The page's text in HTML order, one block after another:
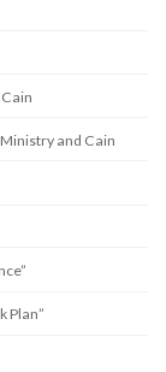
and Cain
Plan”